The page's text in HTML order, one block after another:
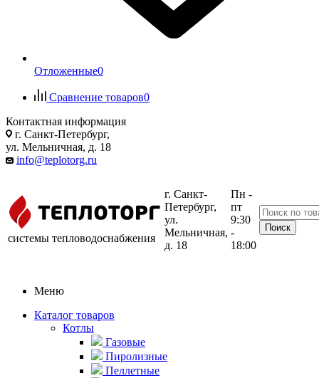
Отложенные0
Сравнение товаров0
Контактная информация
г. Санкт-Петербург,
ул. Мельничная, д. 18
info@teplotorg.ru
системы тепловодоснабжения
г. Санкт-
Петербург,
ул.
Мельничная,
д. 18
Пн -
пт
9:30
-
18:00
Меню
Каталог товаров
Котлы
Газовые
Пиролизные
Пеллетные